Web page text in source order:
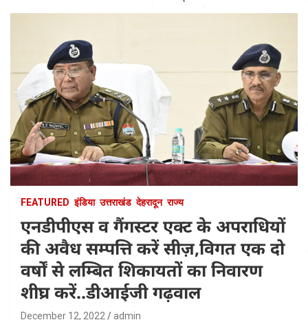
FEATURED इंडिया उत्तराखंड देहरादून राज्य
एनडीपीएस व गैंगस्टर एक्ट के अपराधियों
की अवैध सम्पत्ति करें सीज़,विगत एक दो
वर्षों से लम्बित शिकायतों का निवारण
शीघ्र करें..डीआईजी गढ़वाल
December 12, 2022 admin